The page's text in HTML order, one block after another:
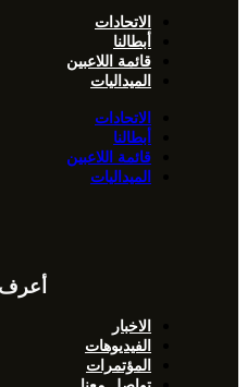
الاتحادات
أبطالنا
قائمة اللاعبين
الميداليات
الاتحادات
أبطالنا
قائمة اللاعبين
الميداليات
أعرف
الاخبار
الفيديوهات
المؤتمرات